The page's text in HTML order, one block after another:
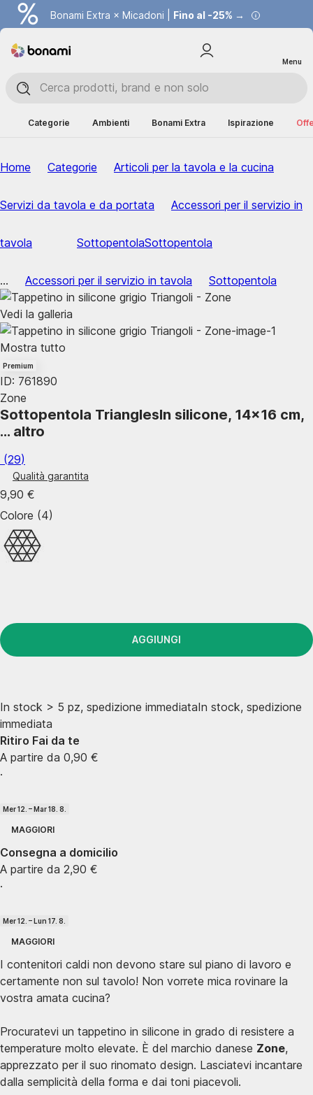
Bonami Extra × Micadoni | Fino al -25% →
Menu
Categorie Ambienti Bonami Extra Ispirazione
Home Categorie Articoli per la tavola e la cucina
Servizi da tavola e da portata Accessori per il servizio in
tavola SottopentolaSottopentola
... Accessori per il servizio in tavola Sottopentola
Vedi la galleria
Mostra tutto
Premium
ID: 761890
Zone
Sottopentola TrianglesIn silicone, 14x16 cm,
… altro
(29)
Qualità garantita
9,90 €
Colore (4)
AGGIUNGI
In stock > 5 pz, spedizione immediataIn stock, spedizione
immediata
Ritiro Fai da te
A partire da 0,90 €
·
Mer 12. – Mar 18. 8.
MAGGIORI
Consegna a domicilio
A partire da 2,90 €
·
Mer 12. – Lun 17. 8.
MAGGIORI
I contenitori caldi non devono stare sul piano di lavoro e
certamente non sul tavolo! Non vorrete mica rovinare la
vostra amata cucina?
Procuratevi un tappetino in silicone in grado di resistere a
temperature molto elevate. È del marchio danese Zone,
apprezzato per il suo rinomato design. Lasciatevi incantare
dalla semplicità della forma e dai toni piacevoli.